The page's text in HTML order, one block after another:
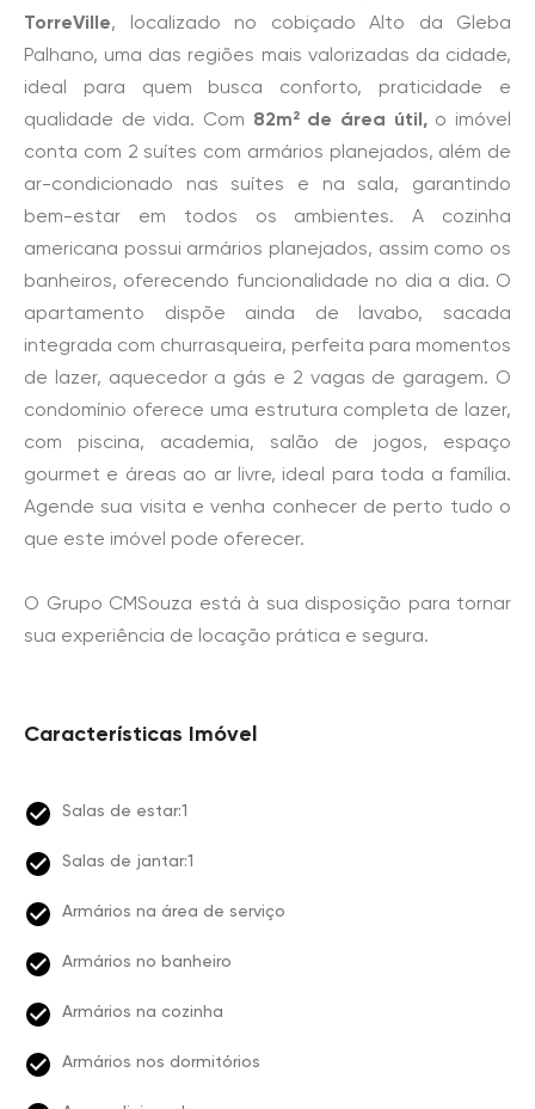
TorreVille, localizado no cobiçado Alto da Gleba
Palhano, uma das regiões mais valorizadas da cidade,
ideal para quem busca conforto, praticidade e
qualidade de vida. Com 82m² de área útil,o imóvel
conta com 2 suítes com armários planejados, além de
ar-condicionado nas suítes e na sala, garantindo
bem-estar em todos os ambientes. A cozinha
americana possui armários planejados, assim como os
banheiros, oferecendo funcionalidade no dia a dia. O
apartamento dispõe ainda de lavabo, sacada
integrada com churrasqueira, perfeita para momentos
de lazer, aquecedor a gás e 2 vagas de garagem. O
condomínio oferece uma estrutura completa de lazer,
com piscina, academia, salão de jogos, espaço
gourmet e áreas ao ar livre, ideal para toda a família.
Agende sua visita e venha conhecer de perto tudo o
que este imóvel pode oferecer.
O Grupo CMSouza está à sua disposição para tornar
sua experiência de locação prática e segura.
Características Imóvel
Salas de estar:1
Salas de jantar:1
Armários na área de serviço
Armários no banheiro
Armários na cozinha
Armários nos dormitórios